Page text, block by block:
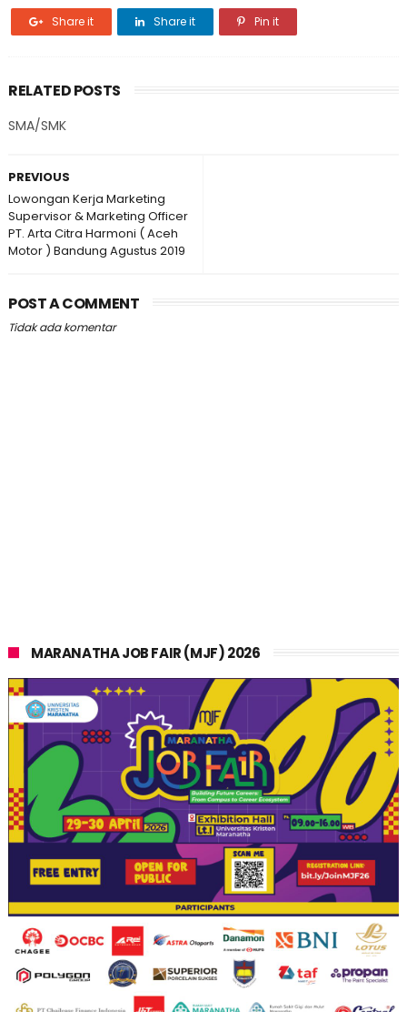
Share it Share it Pin it
RELATED POSTS
SMA/SMK
PREVIOUS
Lowongan Kerja Marketing
Supervisor & Marketing Officer
PT. Arta Citra Harmoni ( Aceh
Motor ) Bandung Agustus 2019
POST A COMMENT
Tidak ada komentar
MARANATHA JOB FAIR (MJF) 2026